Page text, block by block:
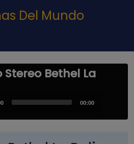
Pasar al contenido principal
Del Mundo
Stereo Bethel La
00:00